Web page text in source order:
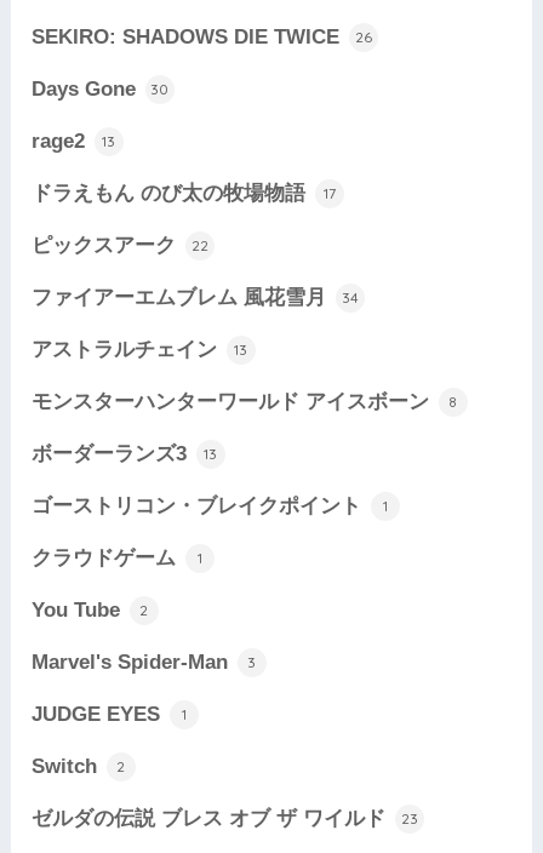
SEKIRO: SHADOWS DIE TWICE 26
Days Gone 30
rage2 13
ドラえもん のび太の牧場物語 17
ピックスアーク 22
ファイアーエムブレム 風花雪月 34
アストラルチェイン 13
モンスターハンターワールド アイスボーン 8
ボーダーランズ3 13
ゴーストリコン・ブレイクポイント 1
クラウドゲーム 1
You Tube 2
Marvel's Spider-Man 3
JUDGE EYES 1
Switch 2
ゼルダの伝説 ブレス オブ ザ ワイルド 23